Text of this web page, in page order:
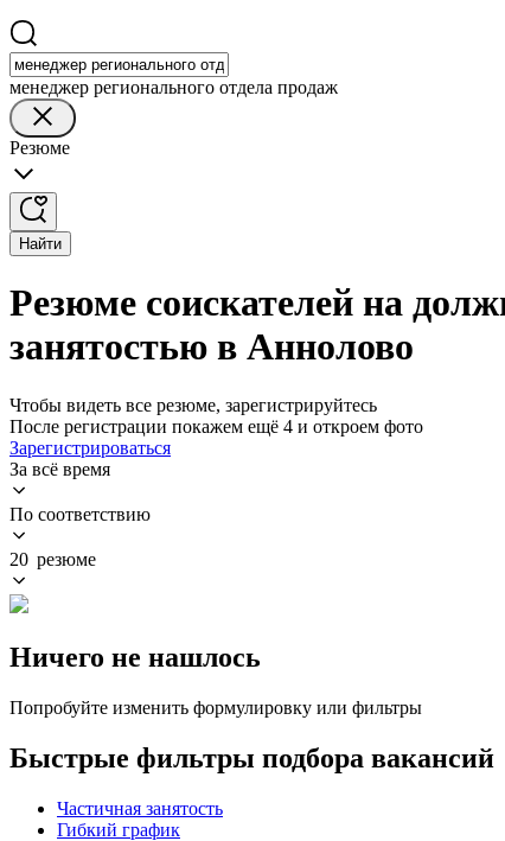
менеджер регионального отдела продаж
Резюме
Найти
Резюме соискателей на
занятостью в Аннолово
Чтобы видеть все резюме, зарегистрируйтесь
После регистрации покажем ещё 4 и откроем фото
Зарегистрироваться
За всё время
По соответствию
20 резюме
Ничего не нашлось
Попробуйте изменить формулировку или фильтры
Быстрые фильтры подбора вакансий
Частичная занятость
Гибкий график